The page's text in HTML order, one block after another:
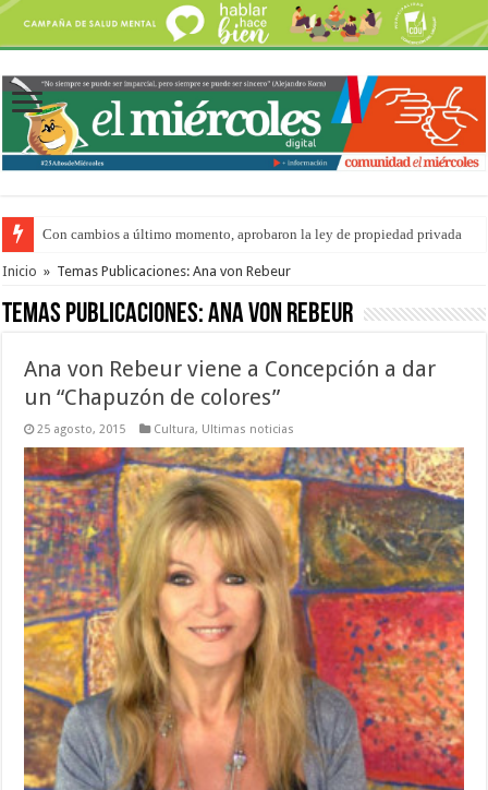
Con cambios a último momento, aprobaron la ley de propiedad privada
Adopción en Entre Ríos: el 35% de los 90 niños, niñas y adolescentes que
Inicio » Temas Publicaciones: Ana von Rebeur
Temas Publicaciones:Ana von Rebeur
Ana von Rebeur viene a Concepción a dar
un “Chapuzón de colores”
25 agosto, 2015 Cultura, Ultimas noticias